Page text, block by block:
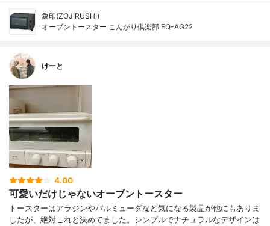
象印(ZOJIRUSHI)
オーブントースター こんがり倶楽部 EQ-AG22
けーと
4.00
可愛いだけじゃないオーブントースター
トースターはアラジンやバルミューダなど気になる製品が他にもありま
したが、絶対これと決めてました。シンプルでナチュラルなデザインは